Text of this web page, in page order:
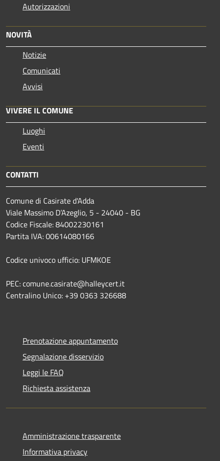
Autorizzazioni
NOVITÀ
Notizie
Comunicati
Avvisi
VIVERE IL COMUNE
Luoghi
Eventi
CONTATTI
Comune di Casirate d'Adda
Viale Massimo D’Azeglio, 5 - 24040 - BG
Codice Fiscale: 84002230161
Partita IVA: 00614080166
Codice univoco ufficio: UFMKOE
PEC: comune.casirate@halleycert.it
Centralino Unico: +39 0363 326688
Prenotazione appuntamento
Segnalazione disservizio
Leggi le FAQ
Richiesta assistenza
Amministrazione trasparente
Informativa privacy